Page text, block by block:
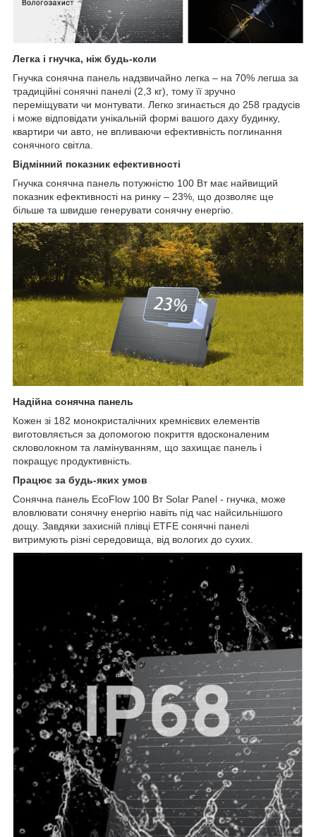
Легка і гнучка, ніж будь-коли
Гнучка сонячна панель надзвичайно легка – на 70% легша за
традиційні сонячні панелі (2,3 кг), тому її зручно
переміщувати чи монтувати. Легко згинається до 258 градусів
і може відповідати унікальній формі вашого даху будинку,
квартири чи авто, не впливаючи ефективність поглинання
сонячного світла.
Відмінний показник ефективності
Гнучка сонячна панель потужністю 100 Вт має найвищий
показник ефективності на ринку – 23%, що дозволяє ще
більше та швидше генерувати сонячну енергію.
Надійна сонячна панель
Кожен зі 182 монокристалічних кремнієвих елементів
виготовляється за допомогою покриття вдосконаленим
скловолокном та ламінуванням, що захищає панель і
покращує продуктивність.
Працює за будь-яких умов
Сонячна панель EcoFlow 100 Вт Solar Panel - гнучка, може
вловлювати сонячну енергію навіть під час найсильнішого
дощу. Завдяки захисній плівці ETFE сонячні панелі
витримують різні середовища, від вологих до сухих.